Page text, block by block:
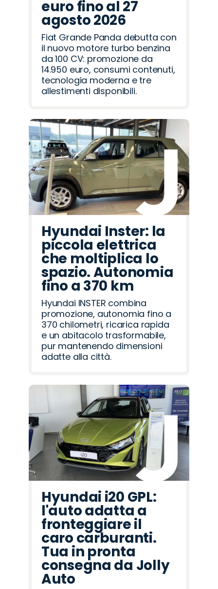
euro fino al 27
agosto 2026
Fiat Grande Panda debutta con
il nuovo motore turbo benzina
da 100 CV: promozione da
14.950 euro, consumi contenuti,
tecnologia moderna e tre
allestimenti disponibili.
Hyundai Inster: la
piccola elettrica
che moltiplica lo
spazio. Autonomia
fino a 370 km
Hyundai INSTER combina
promozione, autonomia fino a
370 chilometri, ricarica rapida
e un abitacolo trasformabile,
pur mantenendo dimensioni
adatte alla città.
Hyundai i20 GPL:
l'auto adatta a
fronteggiare il
caro carburanti.
Tua in pronta
consegna da Jolly
Auto